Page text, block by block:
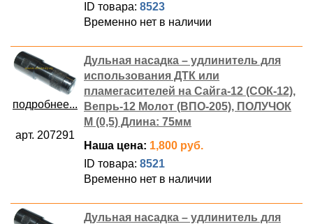
ID товара: 8523
Временно нет в наличии
подробнее...
арт. 207291
Дульная насадка – удлинитель для
использования ДТК или
пламегасителей на Сайга-12 (СОК-12),
Вепрь-12 Молот (ВПО-205), ПОЛУЧОК
М (0,5) Длина: 75мм
Наша цена: 1,800 руб.
ID товара: 8521
Временно нет в наличии
Дульная насадка – удлинитель для